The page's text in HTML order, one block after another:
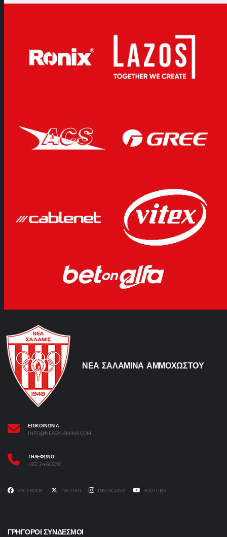
ΝΕΑ ΣΑΛΑΜΙΝΑ ΑΜΜΟΧΩΣΤΟΥ
ΕΠΙΚΟΙΝΩΝΙΑ
INFO@NEASALAMINA.COM
ΤΗΛΕΦΩΝΟ
+357 24 663090
FACEBOOK TWITTER INSTAGRAM YOUTUBE
ΓΡΗΓΟΡΟΙ ΣΥΝΔΕΣΜΟΙ